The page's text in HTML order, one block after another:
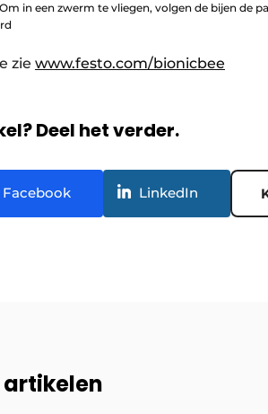
in een zwerm te vliegen, volgen de bijen de
zie www.festo.com/bionicbee
Deel het verder.
Facebook LinkedIn